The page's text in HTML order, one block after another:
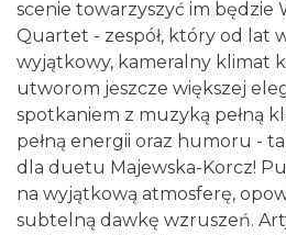
Poland Bachaturo Festiwal
Katowice
0.24 km
scenie towarzyszyć im będzie
Quartet - zespół, który od lat
wyjątkowy, kameralny klimat
utworom jeszcze większej
spotkaniem z muzyką pełną
pełną energii oraz humoru -
dla duetu Majewska-Korcz!
na wyjątkową atmosferę,
subtelną dawkę wzruszeń.